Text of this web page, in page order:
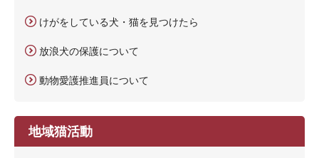
けがをしている犬・猫を見つけたら
放浪犬の保護について
動物愛護推進員について
地域猫活動